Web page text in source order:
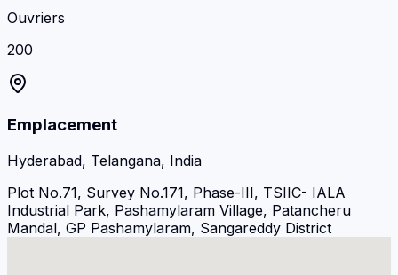
Ouvriers
200
Emplacement
Hyderabad, Telangana, India
Plot No.71, Survey No.171, Phase-III, TSIIC- IALA
Industrial Park, Pashamylaram Village, Patancheru
Mandal, GP Pashamylaram, Sangareddy District